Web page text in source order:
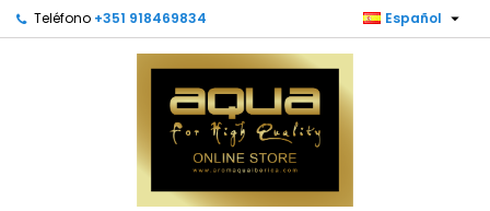
Teléfono +351 918469834 Español 